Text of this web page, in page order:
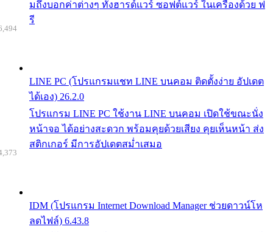
มถึงบอกค่าต่างๆ ทั้งฮารด์แวร์ ซอฟต์แวร์ ในเครื่องด้วย ฟ
รี
LINE PC (โปรแกรมแชท LINE บนคอม ติดตั้งง่าย อัปเดต
ได้เอง) 26.2.0
โปรแกรม LINE PC ใช้งาน LINE บนคอม เปิดใช้ขณะนั่ง
หน้าจอ ได้อย่างสะดวก พร้อมคุยด้วยเสียง คุยเห็นหน้า ส่ง
สติกเกอร์ มีการอัปเดตสม่ำเสมอ
IDM (โปรแกรม Internet Download Manager ช่วยดาวน์โห
ลดไฟล์) 6.43.8